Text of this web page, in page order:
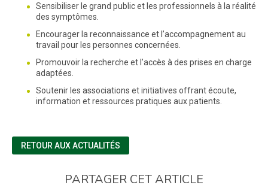
Sensibiliser le grand public et les professionnels à la réalité
des symptômes.
Encourager la reconnaissance et l’accompagnement au
travail pour les personnes concernées.
Promouvoir la recherche et l’accès à des prises en charge
adaptées.
Soutenir les associations et initiatives offrant écoute,
information et ressources pratiques aux patients.
RETOUR AUX ACTUALITÉS
PARTAGER CET ARTICLE